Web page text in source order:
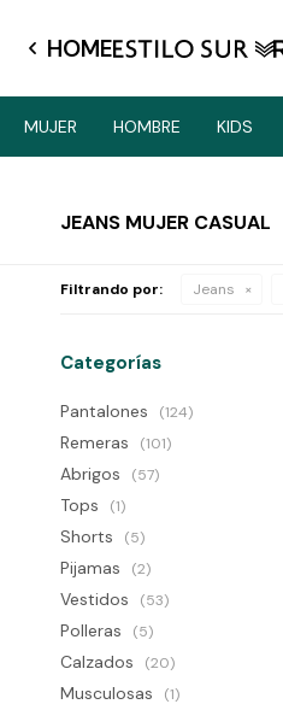
HOME
MUJER HOMBRE KIDS
JEANS MUJER CASUAL
Filtrando por: Jeans
Categorías
Pantalones (124)
Remeras (101)
Abrigos (57)
Tops (1)
Shorts (5)
Pijamas (2)
Vestidos (53)
Polleras (5)
Calzados (20)
Musculosas (1)